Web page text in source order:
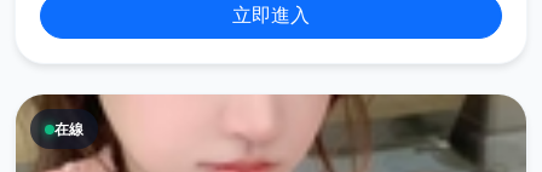
立即進入
在線